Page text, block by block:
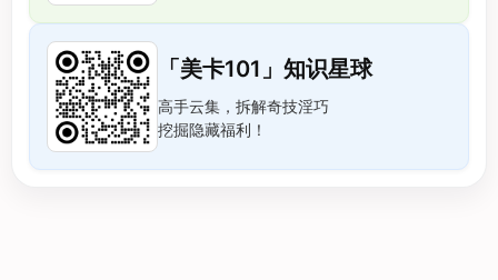
「美卡101」知识星球
高手云集，拆解奇技淫巧
挖掘隐藏福利！